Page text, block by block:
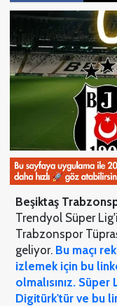
Beşiktaş
Trendyol Süper
Trabzonspor
geliyor. Bu maçı
izlemek için bu
olmalısınız.
Digitürk'tür ve bu